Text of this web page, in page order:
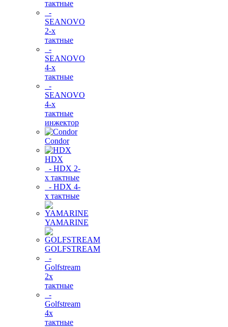
тактные
-
SEANOVO
2-х
тактные
-
SEANOVO
4-х
тактные
-
SEANOVO
4-х
тактные
инжектор
Condor
HDX
- HDX 2-
х тактные
- HDX 4-
х тактные
YAMARINE
GOLFSTREAM
-
Golfstream
2х
тактные
-
Golfstream
4х
тактные